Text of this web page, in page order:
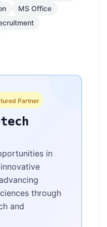
MS Office
Partner
in
through
and